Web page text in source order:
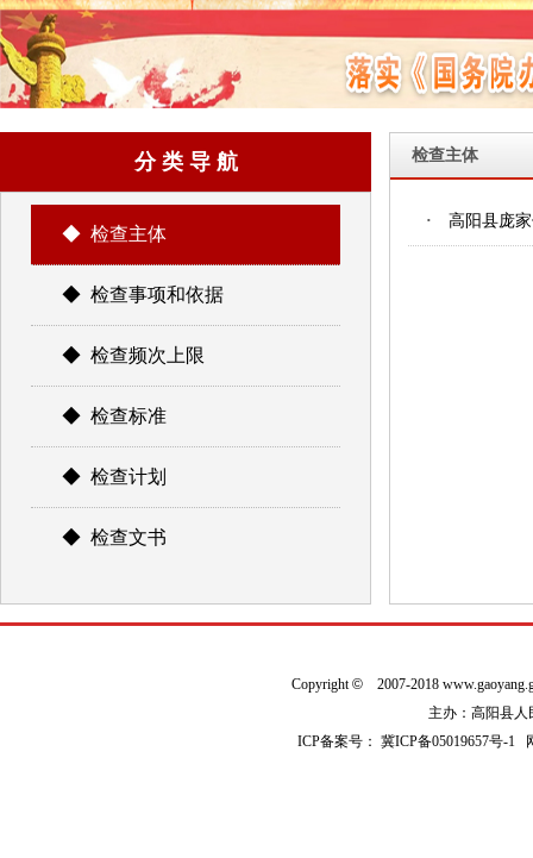
分 类 导 航
◆ 检查主体
◆ 检查事项和依据
◆ 检查频次上限
◆ 检查标准
◆ 检查计划
◆ 检查文书
检查主体
· 高阳县庞
Copyright©2007-2018
主办：高阳县人
ICP备案号： 冀ICP备05019657号-1网